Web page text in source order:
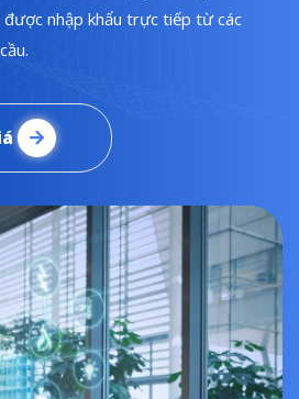
nhập khẩu trực tiếp từ các